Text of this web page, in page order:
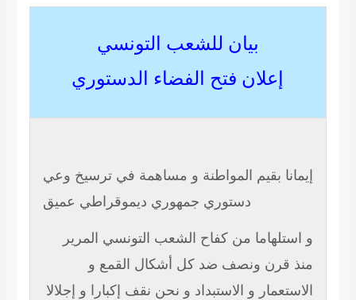
بيان للشعب التونسي
إعلان فتح الفضاء الدستوري
إيمانا بقيم المواطنة و مساهمة في ترسيخ وعي
دستوري جمهوري ديموقراطي عميق
و استلهاما من كفاح الشعب التونسي المرير
منذ قرن ونصف ضد كل أشكال القمع و
الاستعمار و الاستبداد و نحن نقف إكبارا و إجلالا